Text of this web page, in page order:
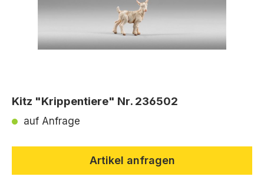
Kitz "Krippentiere" Nr. 236502
auf Anfrage
Artikel anfragen